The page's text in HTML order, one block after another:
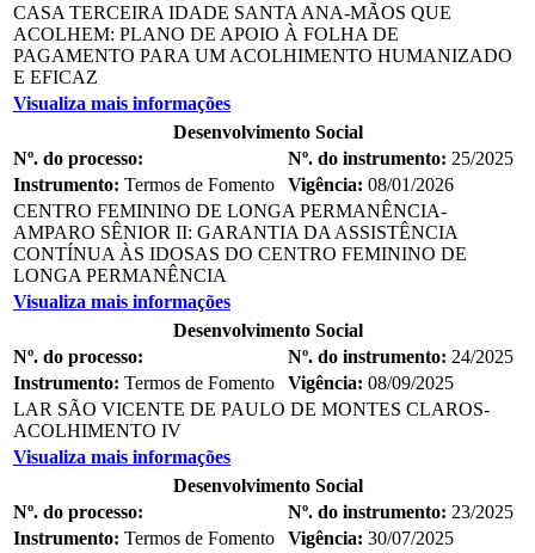
CASA TERCEIRA IDADE SANTA ANA-MÃOS QUE
ACOLHEM: PLANO DE APOIO À FOLHA DE
PAGAMENTO PARA UM ACOLHIMENTO HUMANIZADO
E EFICAZ
Visualiza mais informações
Desenvolvimento Social
Nº. do processo:
Nº. do instrumento: 25/2025
Instrumento: Termos de Fomento Vigência: 08/01/2026
CENTRO FEMININO DE LONGA PERMANÊNCIA-
AMPARO SÊNIOR II: GARANTIA DA ASSISTÊNCIA
CONTÍNUA ÀS IDOSAS DO CENTRO FEMININO DE
LONGA PERMANÊNCIA
Visualiza mais informações
Desenvolvimento Social
Nº. do processo:
Nº. do instrumento: 24/2025
Instrumento: Termos de Fomento Vigência: 08/09/2025
LAR SÃO VICENTE DE PAULO DE MONTES CLAROS-
ACOLHIMENTO IV
Visualiza mais informações
Desenvolvimento Social
Nº. do processo:
Nº. do instrumento: 23/2025
Instrumento: Termos de Fomento Vigência: 30/07/2025